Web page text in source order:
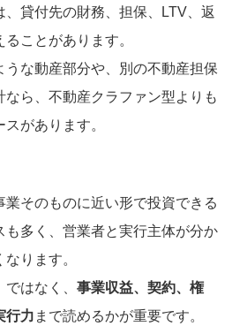
貸付先の財務、担保、LTV、返
ことがあります。
うな動産部分や、別の不動産担保
なら、不動産クラファン型よりも
があります。
そのものに近い形で投資できる
も多く、営業者と実行主体が分か
ります。
はなく、 事業収益、契約、権
行力 まで読めるかが重要です。